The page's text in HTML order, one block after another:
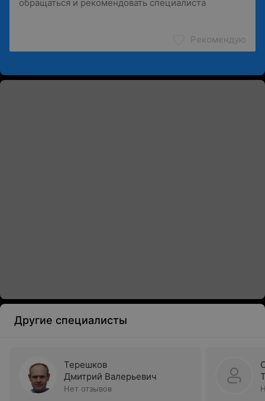
Рекомендую
Другие специалисты
Терешков
Дмитрий Валерьевич
Нет отзывов